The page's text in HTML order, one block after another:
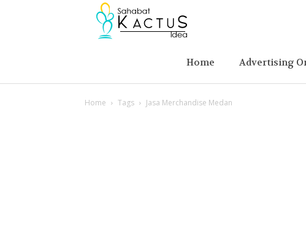
Advertising
Home Advertising
Home Tags Jasa Merchandise Medan